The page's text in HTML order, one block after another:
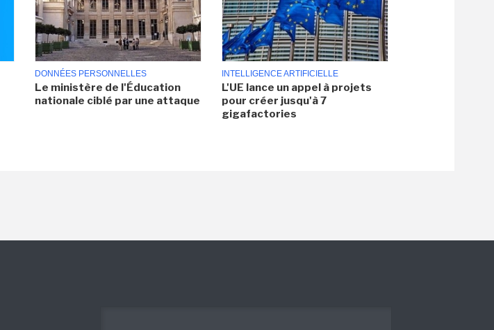
DONNÉES PERSONNELLES
Le ministère de l'Éducation
nationale ciblé par une attaque
INTELLIGENCE ARTIFICIELLE
L'UE lance un appel à projets
pour créer jusqu'à 7
gigafactories